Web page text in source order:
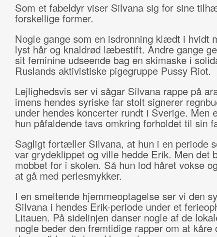
Som et fabeldyr viser Silvana sig for sine
forskellige former.
Nogle gange som en isdronning klædt i hvidt
lyst hår og knaldrød læbestift. Andre gange
sit feminine udseende bag en skimaske i
Ruslands aktivistiske pigegruppe Pussy Riot.
Lejlighedsvis ser vi sågar Silvana rappe på
imens hendes syriske far stolt signerer
under hendes koncerter rundt i Sverige. Men
hun påfaldende tavs omkring forholdet til sin
Sagligt fortæller Silvana, at hun i en periode
var grydeklippet og ville hedde Erik. Men det
mobbet for i skolen. Så hun lod håret vokse
at gå med perlesmykker.
I en smeltende hjemmeoptagelse ser vi den
Silvana i hendes Erik-periode under et
Litauen. På sidelinjen danser nogle af de
nogle beder den fremtidige rapper om at kåre